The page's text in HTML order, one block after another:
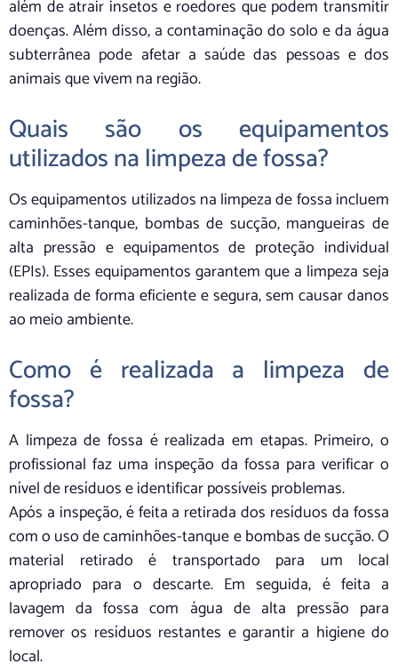
além de atrair insetos e roedores que podem transmitir
doenças. Além disso, a contaminação do solo e da água
subterrânea pode afetar a saúde das pessoas e dos
animais que vivem na região.
Quais são os equipamentos
utilizados na limpeza de fossa?
Os equipamentos utilizados na limpeza de fossa incluem
caminhões-tanque, bombas de sucção, mangueiras de
alta pressão e equipamentos de proteção individual
(EPIs). Esses equipamentos garantem que a limpeza seja
realizada de forma eficiente e segura, sem causar danos
ao meio ambiente.
Como é realizada a limpeza de
fossa?
A limpeza de fossa é realizada em etapas. Primeiro, o
profissional faz uma inspeção da fossa para verificar o
nível de resíduos e identificar possíveis problemas.
Após a inspeção, é feita a retirada dos resíduos da fossa
com o uso de caminhões-tanque e bombas de sucção. O
material retirado é transportado para um local
apropriado para o descarte. Em seguida, é feita a
lavagem da fossa com água de alta pressão para
remover os resíduos restantes e garantir a higiene do
local.